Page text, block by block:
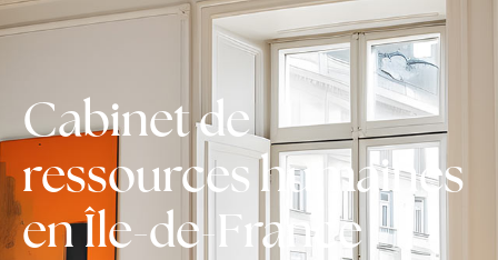
Cabinet de
ressources humaines
en Île-de-France